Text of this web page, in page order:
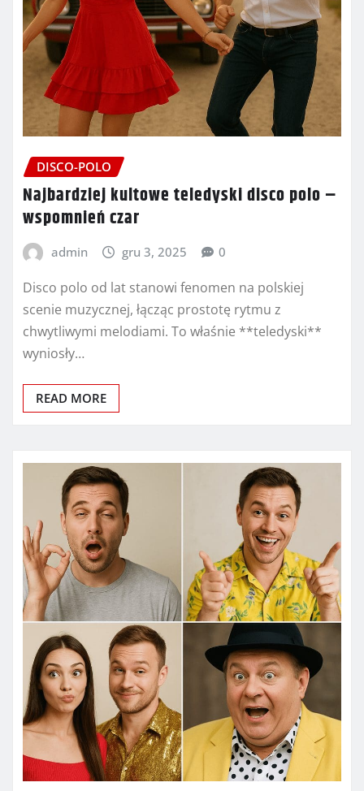
DISCO-POLO
Najbardziej kultowe teledyski disco polo –
wspomnień czar
admin gru 3, 2025 0
Disco polo od lat stanowi fenomen na polskiej
scenie muzycznej, łącząc prostotę rytmu z
chwytliwymi melodiami. To właśnie **teledyski**
wyniosły…
READ MORE